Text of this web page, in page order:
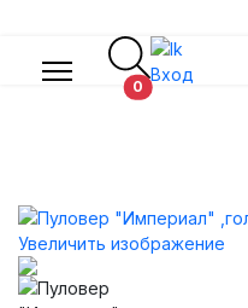
0 В корзину
Вход
Увеличить изображение